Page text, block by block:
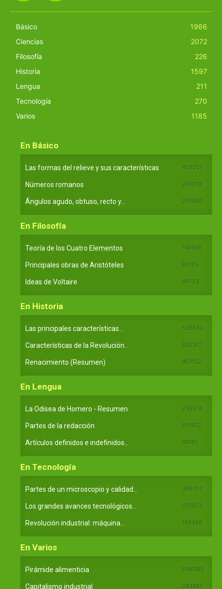
Básico
1966
Ciencias
2072
Filosofía
226
Historia
1597
Lengua
211
Tecnología
270
Varios
1185
En Básico
Las formas del relieve y sus características 402251
Números romanos 260218
Ángulos agudo, obtuso, recto y... 257660
En Filosofía
Teoría de los Cuatro Elementos 149909
Principales obras de Aristóteles 82125
Ideas de Voltaire 80723
En Historia
Las principales características... 525533
Características de la Revolución... 522317
Renacimiento (Resumen) 457152
En Lengua
La Odisea de Homero - Resumen 233376
Partes de la redacción 107922
Artículos definidos e indefinidos... 66181
En Tecnología
Partes de un microscopio y calidad... 369757
Los grandes avances tecnológicos... 272923
Revolución industrial: máquina... 162459
En Varios
Pirámide alimenticia 1166385
Capitalismo industrial 284981